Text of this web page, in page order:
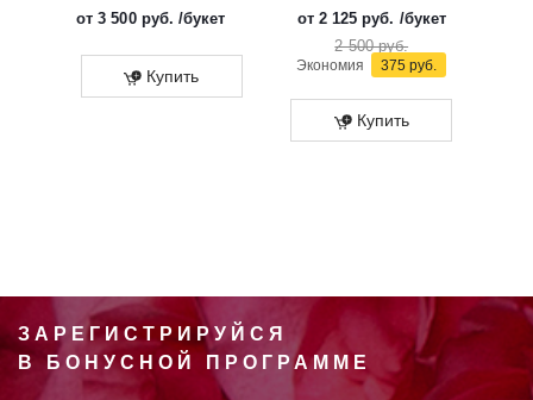
от3 500 руб. /букет
Купить
от 2 125 руб. /букет
2 500 руб.
Экономия 375 руб.
Купить
ЗАРЕГИСТРИРУЙСЯ
В БОНУСНОЙ ПРОГРАММЕ